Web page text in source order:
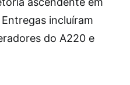
incluíram
do A220 e